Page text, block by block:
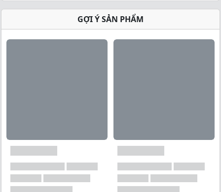
Không dầu cọ.
Không chứa chất bảo quản.
Không chứa gluten.
GỢI Ý SẢN PHẨM